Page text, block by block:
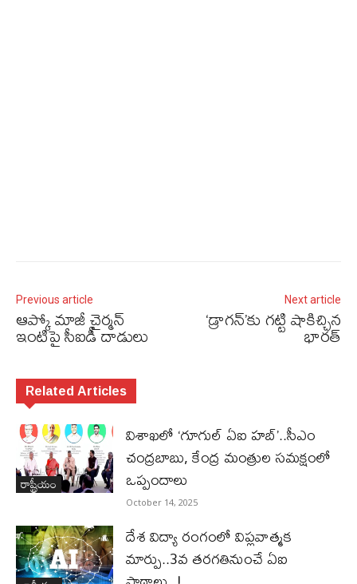
Previous article
ఆప్కో మాజీ చైర్మన్‌
ఇంటిపై సీఐడీ దాడులు
Next article
‘డ్రాగన్‌’కు గట్టి షాకిచ్చిన
భారత్‌
Related Articles
రాష్ట్రీయం
విశాఖలో ‘గూగుల్ ఏఐ హబ్’..సీఎం
చంద్రబాబు, కేంద్ర మంత్రుల సమక్షంలో
ఒప్పందాలు
October 14, 2025
దేశ విద్యా రంగంలో విప్లవాత్మక
మార్పు..3వ తరగతినుంచే ఏఐ